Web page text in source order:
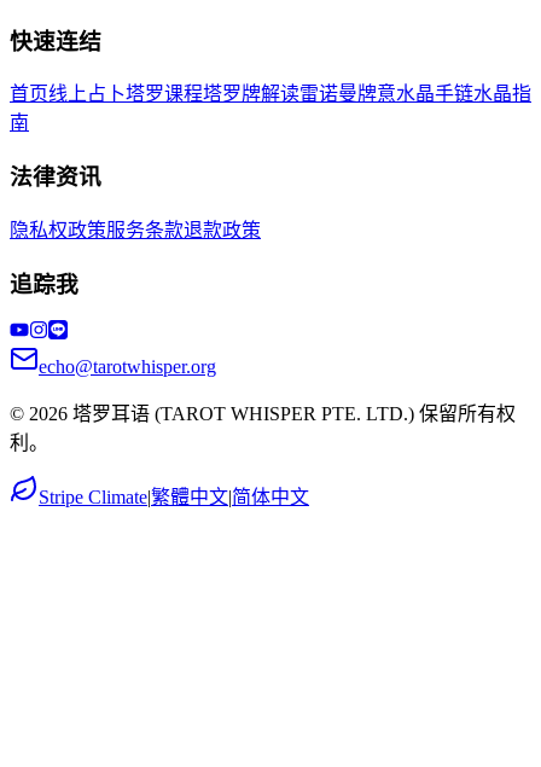
快速连结
首页线上占卜塔罗课程塔罗牌解读雷诺曼牌意水晶手链水晶指
南
法律资讯
隐私权政策服务条款退款政策
追踪我
echo@tarotwhisper.org
© 2026 塔罗耳语 (TAROT WHISPER PTE. LTD.) 保留所有权
利。
Stripe Climate|繁體中文|简体中文